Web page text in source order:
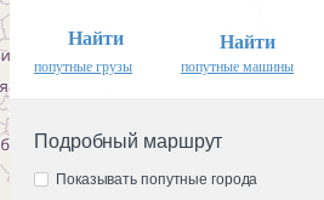
Найти
попутные грузы
Найти
попутные машины
Подробный маршрут
Показывать попутные города